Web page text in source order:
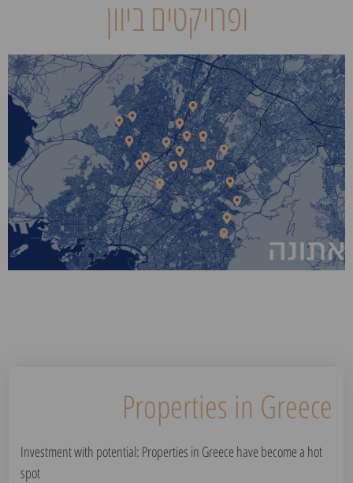
ופרויקטים ביוון
Properties in Greece
Investment with potential: Properties in Greece have become a hot
spot